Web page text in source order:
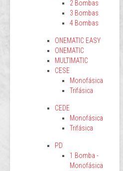
2 Bombas
3 Bombas
4 Bombas
ONEMATIC EASY
ONEMATIC
MULTIMATIC
CESE
Monofásica
Trifásica
CEDE
Monofásica
Trifásica
PD
1 Bomba -
Monofásica